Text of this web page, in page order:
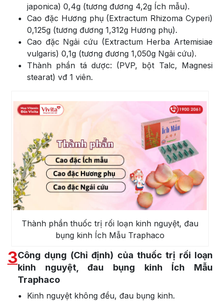
japonica) 0,4g (tương đương 4,2g Ích mẫu).
Cao đặc Hương phụ (Extractum Rhizoma Cyperi)
0,125g (tương đương 1,312g Hương phụ).
Cao đặc Ngải cứu (Extractum Herba Artemisiae
vulgaris) 0,1g (tương đương 1,050g Ngải cứu).
Thành phần tá dược: (PVP, bột Talc, Magnesi
stearat) vđ 1 viên.
Thành phần thuốc trị rối loạn kinh nguyệt, đau
bụng kinh Ích Mẫu Traphaco
3Công dụng (Chỉ định) của thuốc trị rối loạn
kinh nguyệt, đau bụng kinh Ích Mẫu
Traphaco
Kinh nguyệt không đều, đau bụng kinh.